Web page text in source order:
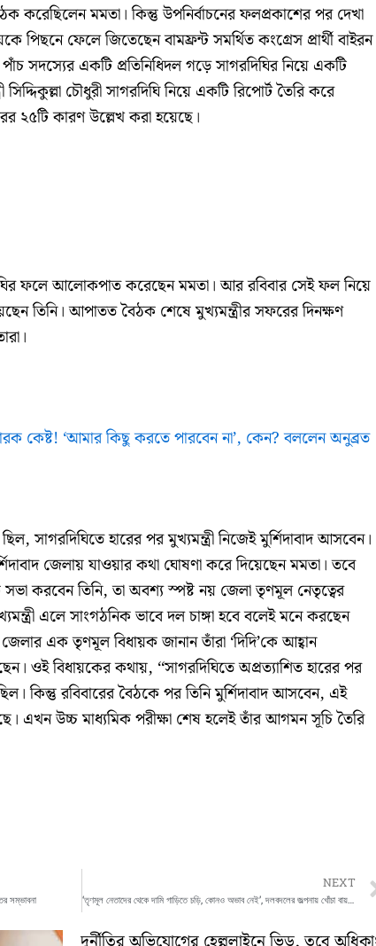
করেছিলেন মমতা। কিন্তু উপনির্বাচনের ফলপ্রকাশের পর দেখা
পিছনে ফেলে জিতেছেন বামফ্রন্ট সমর্থিত কংগ্রেস প্রার্থী বাইরন
সদস্যের একটি প্রতিনিধিদল গড়ে সাগরদিঘির নিয়ে একটি
সিদ্দিকুল্লা চৌধুরী সাগরদিঘি নিয়ে একটি রিপোর্ট তৈরি করে
২৫টি কারণ উল্লেখ করা হয়েছে।
ফলে আলোকপাত করেছেন মমতা। আর রবিবার সেই ফল নিয়ে
তিনি। আপাতত বৈঠক শেষে মুখ্যমন্ত্রীর সফরের দিনক্ষণ
কেষ্ট! ‘আমার কিছু করতে পারবেন না’, কেন? বললেন অনুব্রত
সাগরদিঘিতে হারের পর মুখ্যমন্ত্রী নিজেই মুর্শিদাবাদ আসবেন।
জেলায় যাওয়ার কথা ঘোষণা করে দিয়েছেন মমতা। তবে
সভা করবেন তিনি, তা অবশ্য স্পষ্ট নয় জেলা তৃণমূল নেতৃত্বের
এলে সাংগঠনিক ভাবে দল চাঙ্গা হবে বলেই মনে করছেন
জেলার এক তৃণমূল বিধায়ক জানান তাঁরা ‘দিদি’কে আহ্বান
ওই বিধায়কের কথায়, ‘‘সাগরদিঘিতে অপ্রত্যাশিত হারের পর
কিন্তু রবিবারের বৈঠকে পর তিনি মুর্শিদাবাদ আসবেন, এই
এখন উচ্চ মাধ্যমিক পরীক্ষা শেষ হলেই তাঁর আগমন সূচি তৈরি
সম্ভাবনা
NEXT